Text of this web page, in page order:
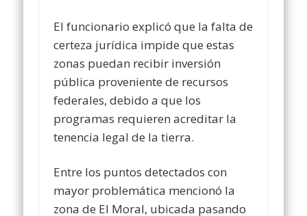
El funcionario explicó que la falta de
certeza jurídica impide que estas
zonas puedan recibir inversión
pública proveniente de recursos
federales, debido a que los
programas requieren acreditar la
tenencia legal de la tierra.
Entre los puntos detectados con
mayor problemática mencionó la
zona de El Moral, ubicada pasando